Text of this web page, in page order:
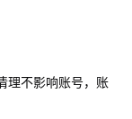
理不影响账号，账